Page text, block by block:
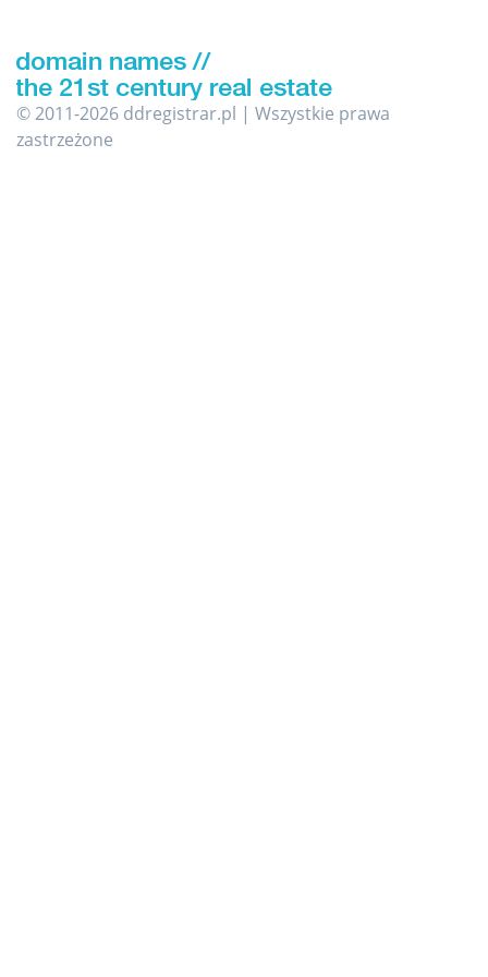
© 2011-2026 ddregistrar.pl | Wszystkie prawa
zastrzeżone